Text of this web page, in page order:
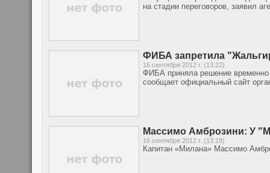
на стадии переговоров, заявил
ФИБА запретила
16 сентября 2012 г. (13:22)
ФИБА приняла решение временно
сообщает официальный сайт
Массимо Амброзини: У
16 сентября 2012 г. (13:18)
Капитан «Милана» Массимо